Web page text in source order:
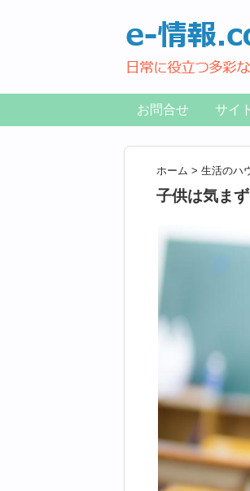
お問合せ サイ
ホーム > 生活のハ
子供は気ま